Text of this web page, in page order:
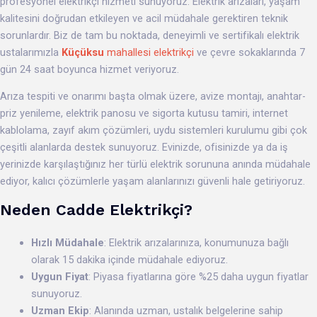
kalitesini doğrudan etkileyen ve acil müdahale gerektiren teknik
sorunlardır. Biz de tam bu noktada, deneyimli ve sertifikalı elektrik
ustalarımızla Küçüksu mahallesi elektrikçi ve çevre sokaklarında 7
gün 24 saat boyunca hizmet veriyoruz.
Arıza tespiti ve onarımı başta olmak üzere, avize montajı, anahtar-
priz yenileme, elektrik panosu ve sigorta kutusu tamiri, internet
kablolama, zayıf akım çözümleri, uydu sistemleri kurulumu gibi çok
çeşitli alanlarda destek sunuyoruz. Evinizde, ofisinizde ya da iş
yerinizde karşılaştığınız her türlü elektrik sorununa anında müdahale
ediyor, kalıcı çözümlerle yaşam alanlarınızı güvenli hale getiriyoruz.
Neden Cadde Elektrikçi?
Hızlı Müdahale: Elektrik arızalarınıza, konumunuza bağlı
olarak 15 dakika içinde müdahale ediyoruz.
Uygun Fiyat: Piyasa fiyatlarına göre %25 daha uygun fiyatlar
sunuyoruz.
Uzman Ekip: Alanında uzman, ustalık belgelerine sahip